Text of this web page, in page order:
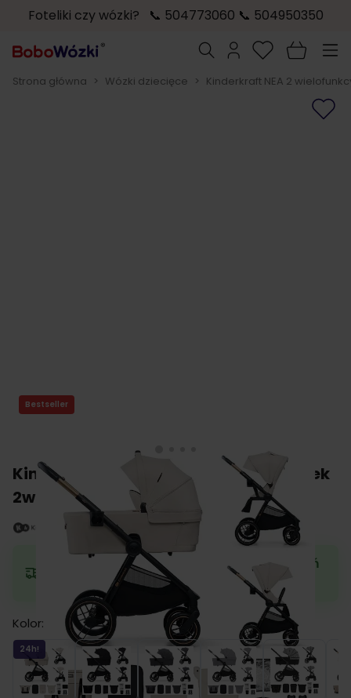
Foteliki czy wózki? 📞 504773060 📞 504950350
Szukaj
Strona główna > Wózki dziecięce > Kinderkraft NEA 2
Kinderkraft NEA 2 wielofunkcyny wózek
2w1
Bestseller
Zamów teraz, a wyślemy w najbliższy dzień
Kolor:
24h! Beige Black Dark GreyGrey Lunar